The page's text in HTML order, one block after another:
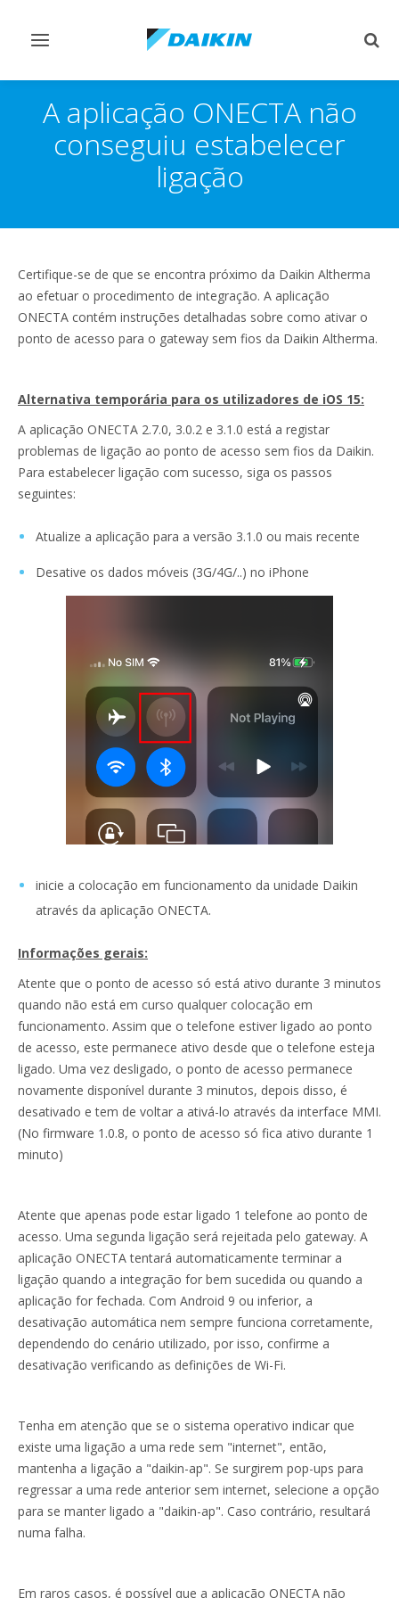
Comutar
A aplicação ONECTA não
conseguiu estabelecer
ligação
Certifique-se de que se encontra próximo da Daikin Altherma
ao efetuar o procedimento de integração. A aplicação
ONECTA contém instruções detalhadas sobre como ativar o
ponto de acesso para o gateway sem fios da Daikin Altherma.
Alternativa temporária para os utilizadores de iOS 15:
A aplicação ONECTA 2.7.0, 3.0.2 e 3.1.0 está a registar
problemas de ligação ao ponto de acesso sem fios da Daikin.
Para estabelecer ligação com sucesso, siga os passos
seguintes:
Atualize a aplicação para a versão 3.1.0 ou mais recente
Desative os dados móveis (3G/4G/..) no iPhone
inicie a colocação em funcionamento da unidade Daikin
através da aplicação ONECTA.
Informações gerais:
Atente que o ponto de acesso só está ativo durante 3 minutos
quando não está em curso qualquer colocação em
funcionamento. Assim que o telefone estiver ligado ao ponto
de acesso, este permanece ativo desde que o telefone esteja
ligado. Uma vez desligado, o ponto de acesso permanece
novamente disponível durante 3 minutos, depois disso, é
desativado e tem de voltar a ativá-lo através da interface MMI.
(No firmware 1.0.8, o ponto de acesso só fica ativo durante 1
minuto)
Atente que apenas pode estar ligado 1 telefone ao ponto de
acesso. Uma segunda ligação será rejeitada pelo gateway. A
aplicação ONECTA tentará automaticamente terminar a
ligação quando a integração for bem sucedida ou quando a
aplicação for fechada. Com Android 9 ou inferior, a
desativação automática nem sempre funciona corretamente,
dependendo do cenário utilizado, por isso, confirme a
desativação verificando as definições de Wi-Fi.
Tenha em atenção que se o sistema operativo indicar que
existe uma ligação a uma rede sem "internet", então,
mantenha a ligação a "daikin-ap". Se surgirem pop-ups para
regressar a uma rede anterior sem internet, selecione a opção
para se manter ligado a "daikin-ap". Caso contrário, resultará
numa falha.
Em raros casos, é possível que a aplicação ONECTA não